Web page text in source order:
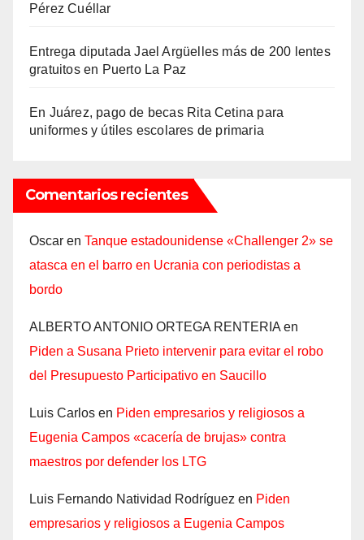
Pérez Cuéllar
Entrega diputada Jael Argüelles más de 200 lentes
gratuitos en Puerto La Paz
En Juárez, pago de becas Rita Cetina para
uniformes y útiles escolares de primaria
Comentarios recientes
Oscar en Tanque estadounidense «Challenger 2» se
atasca en el barro en Ucrania con periodistas a
bordo
ALBERTO ANTONIO ORTEGA RENTERIA en
Piden a Susana Prieto intervenir para evitar el robo
del Presupuesto Participativo en Saucillo
Luis Carlos en Piden empresarios y religiosos a
Eugenia Campos «cacería de brujas» contra
maestros por defender los LTG
Luis Fernando Natividad Rodríguez en Piden
empresarios y religiosos a Eugenia Campos